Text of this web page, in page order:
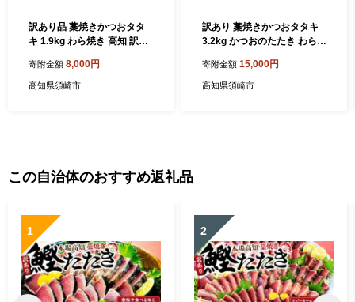
訳あり品 藁焼きかつおタタ
キ 1.9kg わら焼き 高知 訳あ
凍 真空 小分け 個包装 おつま
み おかず 惣菜 晩ごはん 加工
寄附金額 8,000円
高知県須崎市
訳あり 藁焼きかつおタタキ
3.2kg かつおのたたき わら焼
真空 小分け 個包装 おつまみ
おかず 惣菜 晩ごはん 加工品
寄附金額 15,000円
高知県須崎市
この自治体のおすすめ返礼品
1 2